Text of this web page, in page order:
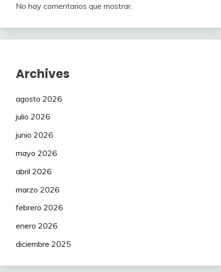
No hay comentarios que mostrar.
Archives
agosto 2026
julio 2026
junio 2026
mayo 2026
abril 2026
marzo 2026
febrero 2026
enero 2026
diciembre 2025